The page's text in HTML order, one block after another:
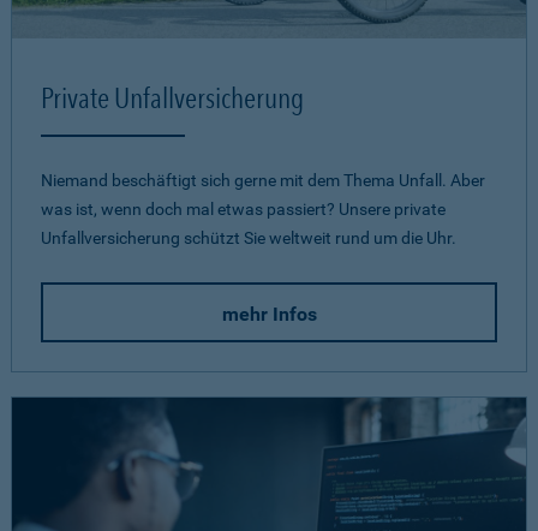
Private Unfallversicherung
Niemand beschäftigt sich gerne mit dem Thema Unfall. Aber
was ist, wenn doch mal etwas passiert? Unsere private
Unfallversicherung schützt Sie weltweit rund um die Uhr.
mehr Infos